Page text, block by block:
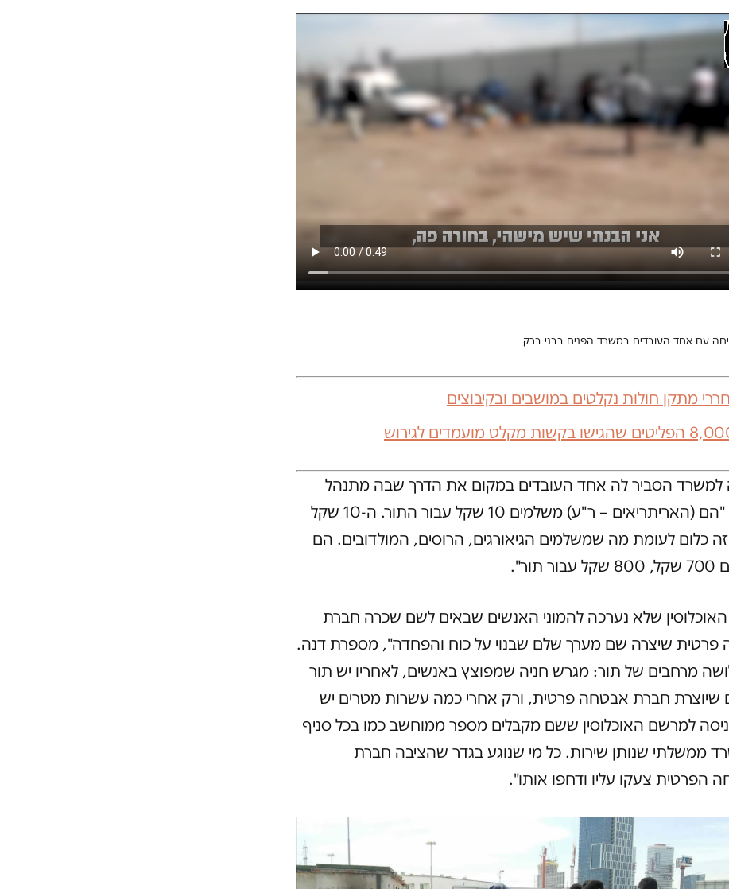
עם אחד העובדים במשרד הפנים בבני ברק
מתקן חולות נקלטים במושבים ובקיבוצים
למשרד הסביר לה אחד העובדים במקום את הדרך שבה מתנהל
הסניף. "הם (האריתריאים – ר"ע) משלמים 10 שקל עבור התור. ה-10 שקל
כלום לעומת מה שמשלמים הגיאורגים, הרוסים, המולדובים. הם
שלא נערכה להמוני האנשים שבאים לשם שכרה חברת
פרטית שיצרה שם מערך שלם שבנוי על כוח והפחדה", מספרת דנה.
מרחבים של תור: מגרש חניה שמפוצץ באנשים, לאחריו יש תור
שיוצרת חברת אבטחה פרטית, ורק אחרי כמה עשרות מטרים יש
למרשם האוכלוסין ששם מקבלים מספר ממוחשב כמו בכל סניף
ממשלתי שנותן שירות. כל מי שנוגע בגדר שהציבה חברת
הפרטית צעקו עליו ודחפו אותו".